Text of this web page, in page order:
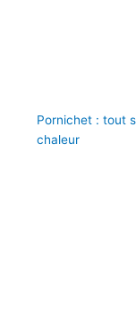
Pornichet : tout
chaleur